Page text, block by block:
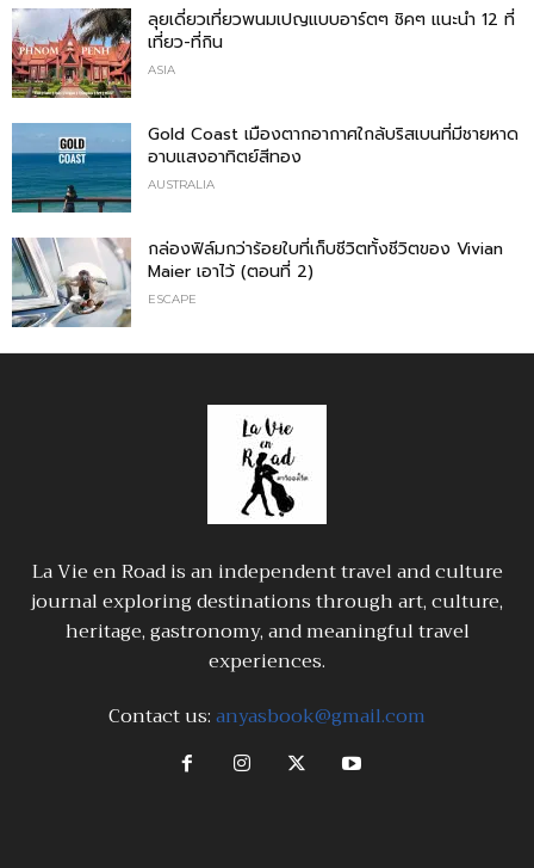
ลุยเดี่ยวเที่ยวพนมเปญแบบอาร์ตๆ ชิคๆ แนะนำ 12 ที่
เที่ยว-ที่กิน
ASIA
Gold Coast เมืองตากอากาศใกล้บริสเบนที่มีชายหาด
อาบแสงอาทิตย์สีทอง
AUSTRALIA
กล่องฟิล์มกว่าร้อยใบที่เก็บชีวิตทั้งชีวิตของ Vivian
Maier เอาไว้ (ตอนที่ 2)
ESCAPE
La Vie en Road is an independent travel and culture
journal exploring destinations through art, culture,
heritage, gastronomy, and meaningful travel
experiences.
Contact us:anyasbook@gmail.com